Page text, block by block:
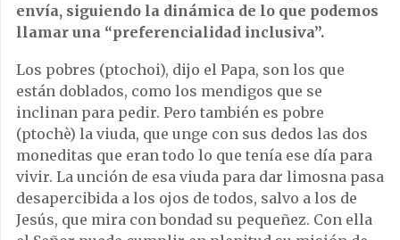
envía, siguiendo la dinámica de lo que podemos
llamar una “preferencialidad inclusiva”.
Los pobres (ptochoi), dijo el Papa, son los que
están doblados, como los mendigos que se
inclinan para pedir. Pero también es pobre
(ptochè) la viuda, que unge con sus dedos las dos
moneditas que eran todo lo que tenía ese día para
vivir. La unción de esa viuda para dar limosna pasa
desapercibida a los ojos de todos, salvo a los de
Jesús, que mira con bondad su pequeñez. Con ella